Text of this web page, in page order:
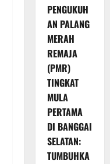
PENGUKUH
AN PALANG
MERAH
REMAJA
(PMR)
TINGKAT
MULA
PERTAMA
DI BANGGAI
SELATAN:
TUMBUHKA